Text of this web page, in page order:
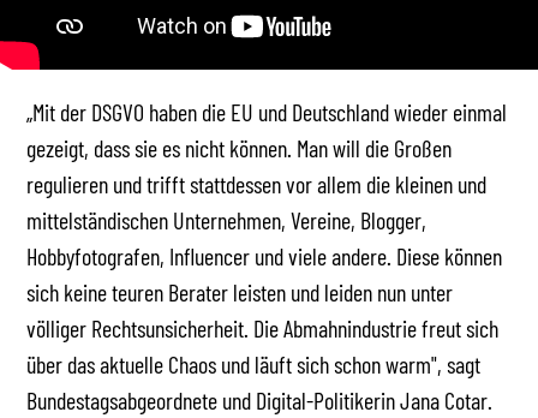
„Mit der DSGVO haben die EU und Deutschland wieder einmal
gezeigt, dass sie es nicht können. Man will die Großen
regulieren und trifft stattdessen vor allem die kleinen und
mittelständischen Unternehmen, Vereine, Blogger,
Hobbyfotografen, Influencer und viele andere. Diese können
sich keine teuren Berater leisten und leiden nun unter
völliger Rechtsunsicherheit. Die Abmahnindustrie freut sich
über das aktuelle Chaos und läuft sich schon warm", sagt
Bundestagsabgeordnete und Digital-Politikerin Jana Cotar.